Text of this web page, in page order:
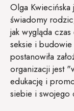
Olga
świadomy
jak wygląda
seksie i
postanowiła
organizacji jest
edukację i
siebie i swojego